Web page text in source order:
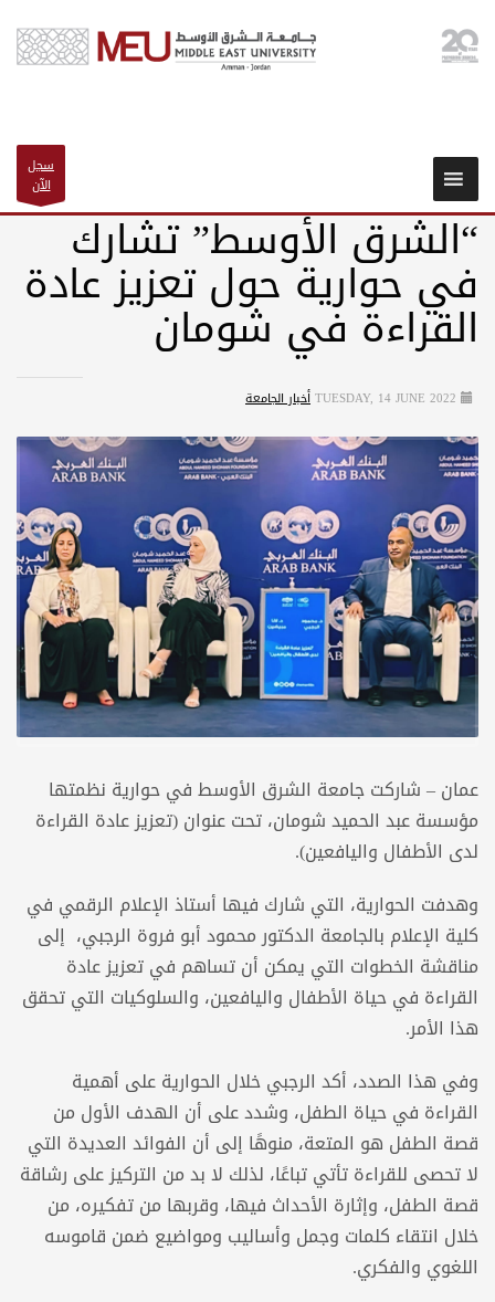
سجل
الآن
“الشرق الأوسط” تشارك
في حوارية حول تعزيز عادة
القراءة في شومان
TUESDAY, 14 JUNE 2022أخبار الجامعة
عمان – شاركت جامعة الشرق الأوسط في حوارية نظمتها
مؤسسة عبد الحميد شومان، تحت عنوان (تعزيز عادة القراءة
لدى الأطفال واليافعين).
وهدفت الحوارية، التي شارك فيها أستاذ الإعلام الرقمي في
كلية الإعلام بالجامعة الدكتور محمود أبو فروة الرجبي، إلى
مناقشة الخطوات التي يمكن أن تساهم في تعزيز عادة
القراءة في حياة الأطفال واليافعين، والسلوكيات التي تحقق
هذا الأمر.
وفي هذا الصدد، أكد الرجبي خلال الحوارية على أهمية
القراءة في حياة الطفل، وشدد على أن الهدف الأول من
قصة الطفل هو المتعة، منوهًا إلى أن الفوائد العديدة التي
لا تحصى للقراءة تأتي تباعًا، لذلك لا بد من التركيز على رشاقة
قصة الطفل، وإثارة الأحداث فيها، وقربها من تفكيره، من
خلال انتقاء كلمات وجمل وأساليب ومواضيع ضمن قاموسه
اللغوي والفكري.